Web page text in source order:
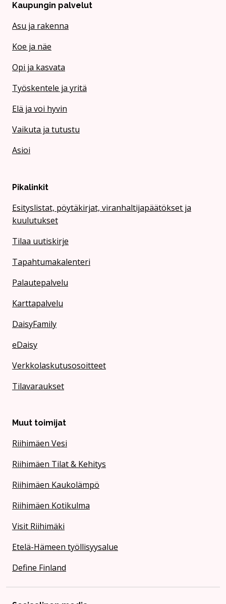
Kaupungin palvelut
Asu ja rakenna
Koe ja näe
Opi ja kasvata
Työskentele ja yritä
Elä ja voi hyvin
Vaikuta ja tutustu
Asioi
Pikalinkit
Esityslistat, pöytäkirjat, viranhaltijapäätökset ja
kuulutukset
Tilaa uutiskirje
Tapahtumakalenteri
Palautepalvelu
Karttapalvelu
DaisyFamily
eDaisy
Verkkolaskutusosoitteet
Tilavaraukset
Muut toimijat
Riihimäen Vesi
Riihimäen Tilat & Kehitys
Riihimäen Kaukolämpö
Riihimäen Kotikulma
Visit Riihimäki
Etelä-Hämeen työllisyysalue
Define Finland